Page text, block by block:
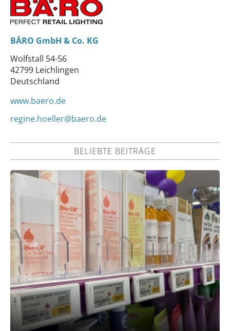
BÄRO GmbH & Co. KG
Wolfstall 54-56
42799 Leichlingen
Deutschland
www.baero.de
regine.hoeller@baero.de
BELIEBTE BEITRÄGE